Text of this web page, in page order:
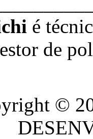
é
de
©